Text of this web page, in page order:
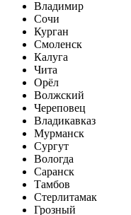
Владимир
Сочи
Курган
Смоленск
Калуга
Чита
Орёл
Волжский
Череповец
Владикавказ
Мурманск
Сургут
Вологда
Саранск
Тамбов
Стерлитамак
Грозный